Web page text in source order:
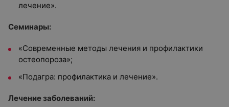
лечение».
Семинары:
«Современные методы лечения и профилактики
остеопороза»;
«Подагра: профилактика и лечение».
Лечение заболеваний: